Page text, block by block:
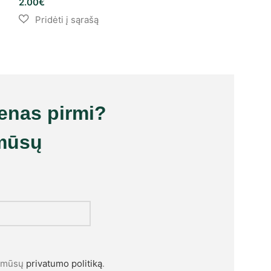
pirmi?
privatumo politiką.